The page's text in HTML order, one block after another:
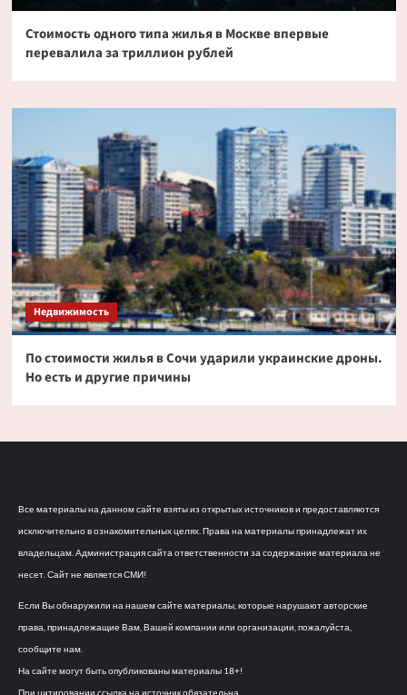
Стоимость одного типа жилья в Москве впервые
перевалила за триллион рублей
Недвижимость
По стоимости жилья в Сочи ударили украинские дроны.
Но есть и другие причины
Все материалы на данном сайте взяты из открытых источников и предоставляются
исключительно в ознакомительных целях. Права на материалы принадлежат их
владельцам. Администрация сайта ответственности за содержание материала не
несет. Сайт не является СМИ!
Если Вы обнаружили на нашем сайте материалы, которые нарушают авторские
права, принадлежащие Вам, Вашей компании или организации, пожалуйста,
сообщите нам.
На сайте могут быть опубликованы материалы 18+!
При цитировании ссылка на источник обязательна.